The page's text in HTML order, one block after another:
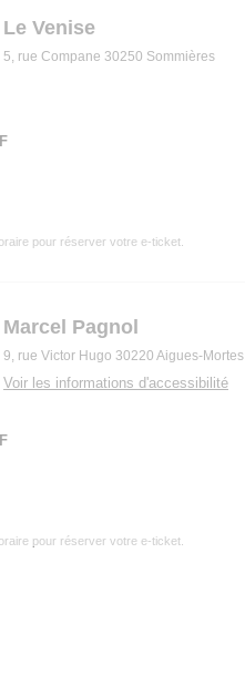
Le Venise
5, rue Compane 30250 Sommières
pour réserver votre e-ticket.
Marcel Pagnol
9, rue Victor Hugo 30220 Aigues-Mortes
Voir les informations d'accessibilité
pour réserver votre e-ticket.